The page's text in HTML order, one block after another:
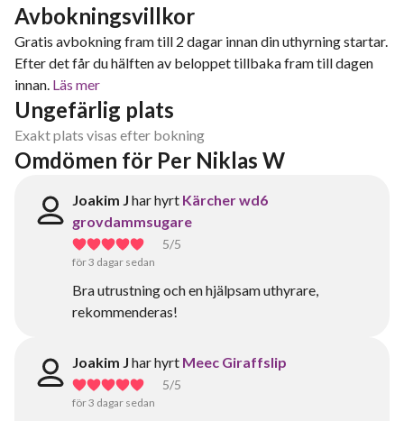
Avbokningsvillkor
Gratis avbokning fram till 2 dagar innan din uthyrning startar.
Efter det får du hälften av beloppet tillbaka fram till dagen
innan. Läs mer
Ungefärlig plats
Exakt plats visas efter bokning
Omdömen för Per Niklas W
Joakim J har hyrt Kärcher wd6
grovdammsugare
5/5
för 3 dagar sedan
Bra utrustning och en hjälpsam uthyrare,
rekommenderas!
Joakim J har hyrt Meec Giraffslip
5/5
för 3 dagar sedan